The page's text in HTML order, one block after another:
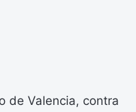
de Valencia, contra